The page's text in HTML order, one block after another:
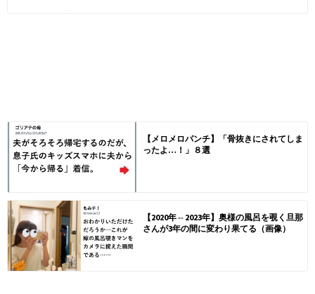
【メロメロパンチ】「骨抜きにされてしま
ったよ…！」８選
【2020年⇔2023年】奥様の風呂を覗く旦那
さんが3年の間に変わり果てる（画像）